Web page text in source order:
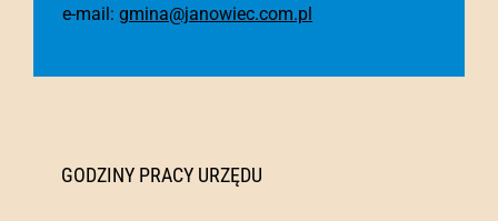
e-mail: gmina@janowiec.com.pl
GODZINY PRACY URZĘDU